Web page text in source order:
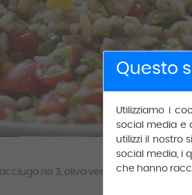
nø 3, oliva verde 50g. , cetriolo,
Questo
Utilizziamo i
social media e
utilizzi il nostro
social media, i
che hanno